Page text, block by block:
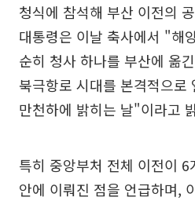
청식에 참석해 부산 이전의
대통령은 이날 축사에서 "해
순히 청사 하나를 부산에 옮
북극항로 시대를 본격적으로
만천하에 밝히는 날"이라고
특히 중앙부처 전체 이전이
안에 이뤄진 점을 언급하며,